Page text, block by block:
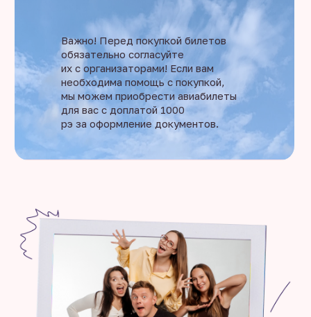
Важно! Перед покупкой билетов
обязательно согласуйте
их с организаторами! Если вам
необходима помощь с покупкой,
мы можем приобрести авиабилеты
для вас с доплатой 1000
рэ за оформление документов.